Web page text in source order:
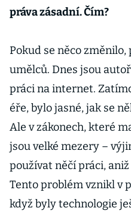
práva zásadní. Čím?
Pokud se něco
umělců. Dnes jsou
práci na internet.
éře, bylo jasné, jak se
Ale v zákonech, které
jsou velké mezery –
používat něčí práci,
Tento problém vznikl v
když byly technologie